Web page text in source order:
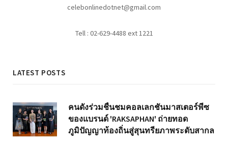
celebonlinedotnet@gmail.com
Tell : 02-629-4488 ext 1221
LATEST POSTS
คนดังร่วมชื่นชมคอลเลกชันมาสเตอร์พีซ
ของแบรนด์ 'RAKSAPHAN' ถ่ายทอด
ภูมิปัญญาท้องถิ่นสู่สุนทรียภาพระดับสากล